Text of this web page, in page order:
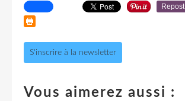
Repost
S'inscrire à la newsletter
Vous aimerez aussi :